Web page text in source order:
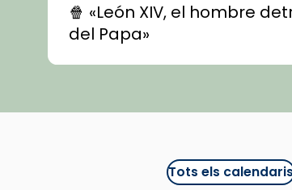
🍿 «León XIV, el hombre
del Papa»
🍿 «Las ovejas detectives»
recomanacions i prepara
#CinemaEspiritualitual
@cinemaspiritcat
Tots els